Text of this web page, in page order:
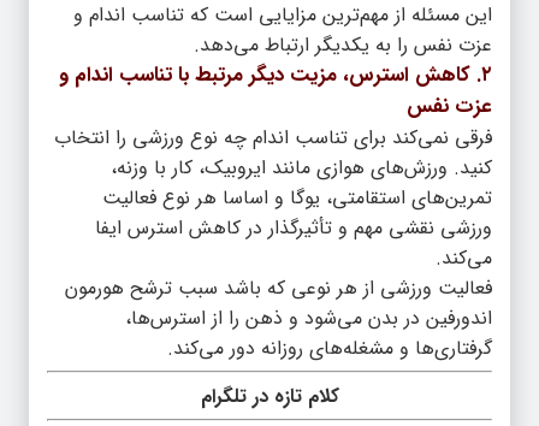
این مسئله از مهم‌ترین مزایایی است که تناسب اندام و
عزت نفس را به یکدیگر ارتباط می‌دهد.
۲. کاهش استرس، مزیت دیگر مرتبط با تناسب اندام و
عزت نفس
فرقی نمی‌کند برای تناسب اندام چه نوع ورزشی را انتخاب
کنید. ورزش‌های هوازی مانند ایروبیک، کار با وزنه،
تمرین‌های استقامتی، یوگا و اساسا هر نوع فعالیت
ورزشی نقشی مهم و تأثیرگذار در کاهش استرس ایفا
می‌کند.
فعالیت ورزشی از هر نوعی که باشد سبب ترشح هورمون
اندورفین در بدن می‌شود و ذهن را از استرس‌ها،
گرفتاری‌ها و مشغله‌های روزانه دور می‌کند.
کلام تازه در تلگرام